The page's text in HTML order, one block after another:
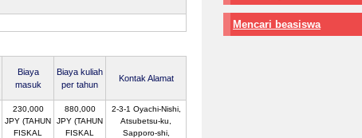
Biaya
masuk
Biaya kuliah
per tahun
Kontak Alamat
230,000
JPY (TAHUN
FISKAL
880,000
JPY (TAHUN
FISKAL
2-3-1 Oyachi-Nishi,
Atsubetsu-ku,
Sapporo-shi,
Mencari beasiswa